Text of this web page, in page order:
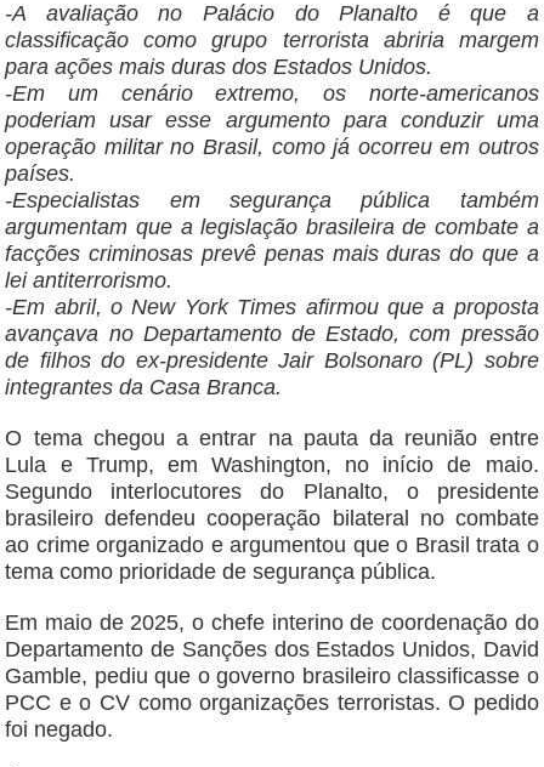
-A avaliação no Palácio do Planalto é que a
classificação como grupo terrorista abriria margem
para ações mais duras dos Estados Unidos.
-Em um cenário extremo, os norte-americanos
poderiam usar esse argumento para conduzir uma
operação militar no Brasil, como já ocorreu em outros
países.
-Especialistas em segurança pública também
argumentam que a legislação brasileira de combate a
facções criminosas prevê penas mais duras do que a
lei antiterrorismo.
-Em abril, o New York Times afirmou que a proposta
avançava no Departamento de Estado, com pressão
de filhos do ex-presidente Jair Bolsonaro (PL) sobre
integrantes da Casa Branca.
O tema chegou a entrar na pauta da reunião entre
Lula e Trump, em Washington, no início de maio.
Segundo interlocutores do Planalto, o presidente
brasileiro defendeu cooperação bilateral no combate
ao crime organizado e argumentou que o Brasil trata o
tema como prioridade de segurança pública.
Em maio de 2025, o chefe interino de coordenação do
Departamento de Sanções dos Estados Unidos, David
Gamble, pediu que o governo brasileiro classificasse o
PCC e o CV como organizações terroristas. O pedido
foi negado.